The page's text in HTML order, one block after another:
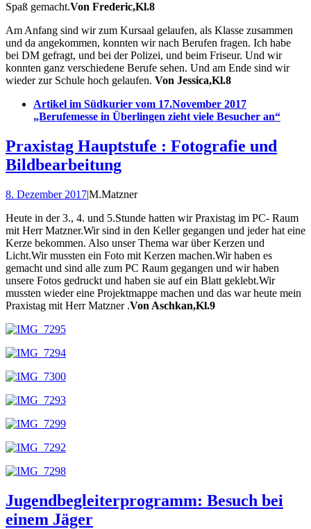
Spaß gemacht.Von Frederic,Kl.8
Am Anfang sind wir zum Kursaal gelaufen, als Klasse zusammen
und da angekommen, konnten wir nach Berufen fragen. Ich habe
bei DM gefragt, und bei der Polizei, und beim Friseur. Und wir
konnten ganz verschiedene Berufe sehen. Und am Ende sind wir
wieder zur Schule hoch gelaufen. Von Jessica,Kl.8
Artikel im Südkurier vom 17.November 2017
„Berufemesse in Überlingen zieht viele Besucher an“
Praxistag Hauptstufe : Fotografie und
Bildbearbeitung
8. Dezember 2017|M.Matzner
Heute in der 3., 4. und 5.Stunde hatten wir Praxistag im PC- Raum
mit Herr Matzner.Wir sind in den Keller gegangen und jeder hat eine
Kerze bekommen. Also unser Thema war über Kerzen und
Licht.Wir mussten ein Foto mit Kerzen machen.Wir haben es
gemacht und sind alle zum PC Raum gegangen und wir haben
unsere Fotos gedruckt und haben sie auf ein Blatt geklebt.Wir
mussten wieder eine Projektmappe machen und das war heute mein
Praxistag mit Herr Matzner .Von Aschkan,Kl.9
Jugendbegleiterprogramm: Besuch bei
einem Jäger